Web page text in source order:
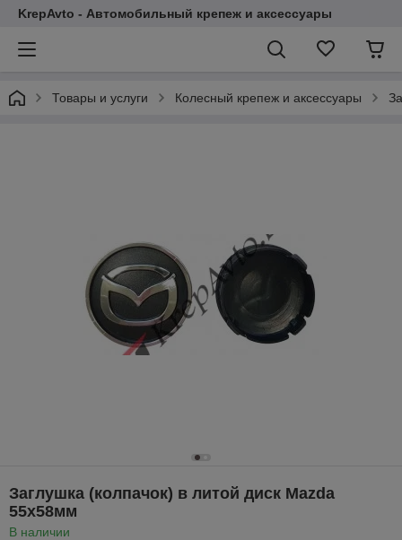
KrepAvto - Автомобильный крепеж и аксессуары
Товары и услуги Колесный крепеж и аксессуары
Заглушка (колпачок) в литой диск Mazda
55х58мм
В наличии